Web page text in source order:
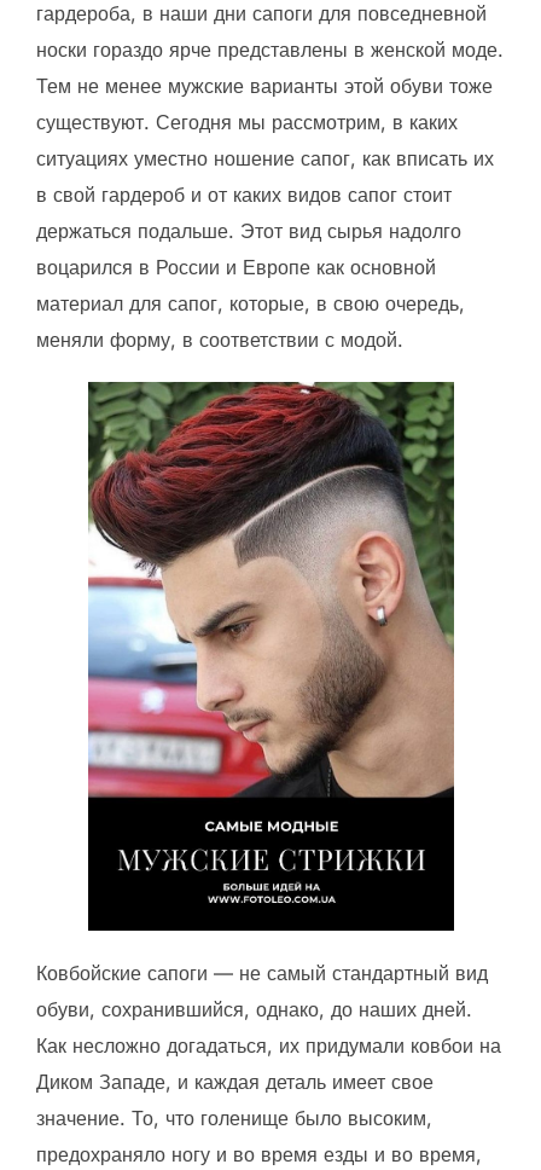
гардероба, в наши дни сапоги для повседневной
носки гораздо ярче представлены в женской моде.
Тем не менее мужские варианты этой обуви тоже
существуют. Сегодня мы рассмотрим, в каких
ситуациях уместно ношение сапог, как вписать их
в свой гардероб и от каких видов сапог стоит
держаться подальше. Этот вид сырья надолго
воцарился в России и Европе как основной
материал для сапог, которые, в свою очередь,
меняли форму, в соответствии с модой.
Ковбойские сапоги — не самый стандартный вид
обуви, сохранившийся, однако, до наших дней.
Как несложно догадаться, их придумали ковбои на
Диком Западе, и каждая деталь имеет свое
значение. То, что голенище было высоким,
предохраняло ногу и во время езды и во время,